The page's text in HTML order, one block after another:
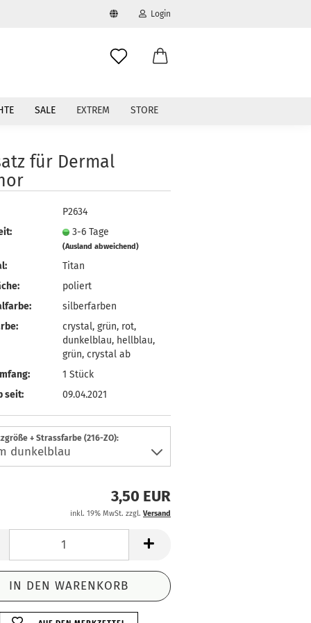
Login
erstellen
vergessen?
SALE EXTREM STORE
für Dermal
P2634
3-6 Tage
(Ausland abweichend)
Titan
poliert
silberfarben
crystal, grün, rot,
dunkelblau, hellblau,
grün, crystal ab
1 Stück
seit:
09.04.2021
+ Strassfarbe (216-ZO):
3,50 EUR
inkl. 19% MwSt. zzgl. Versand